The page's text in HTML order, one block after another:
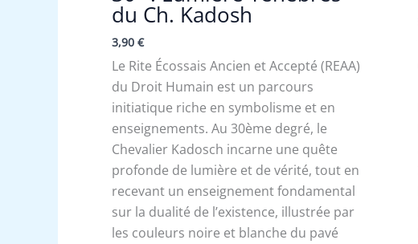
du Ch. Kadosh
3,90€
Le Rite Écossais Ancien et Accepté (REAA)
du Droit Humain est un parcours
initiatique riche en symbolisme et en
enseignements. Au 30ème degré, le
Chevalier Kadosch incarne une quête
profonde de lumière et de vérité, tout en
recevant un enseignement fondamental
sur la dualité de l’existence, illustrée par
les couleurs noire et blanche du pavé